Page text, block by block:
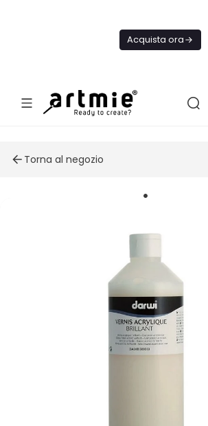
Acquista ora
Torna al negozio